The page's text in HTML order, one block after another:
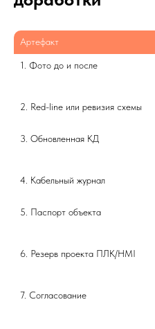
Артефакт
1. Фото до и после
2. Red-line или ревизия схемы
3. Обновленная КД
4. Кабельный журнал
5. Паспорт объекта
6. Резерв проекта ПЛК/HMI
7. Согласование